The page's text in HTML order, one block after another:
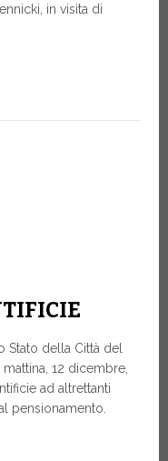
in visita di
Stato della Città del
12 dicembre,
ad altrettanti
pensionamento.